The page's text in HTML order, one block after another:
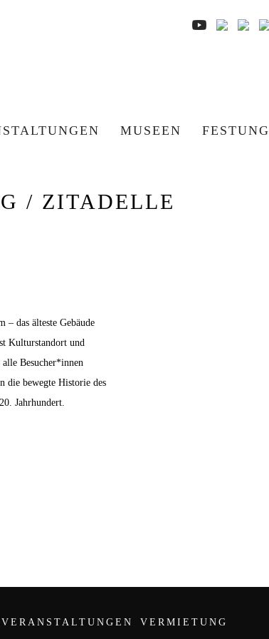
MUSEEN FESTUNG
/ ZITADELLE
– das älteste Gebäude
Kulturstandort und
Besucher*innen
die bewegte Historie des
Jahrhundert.
VERANSTALTUNGEN VERMIETUNG